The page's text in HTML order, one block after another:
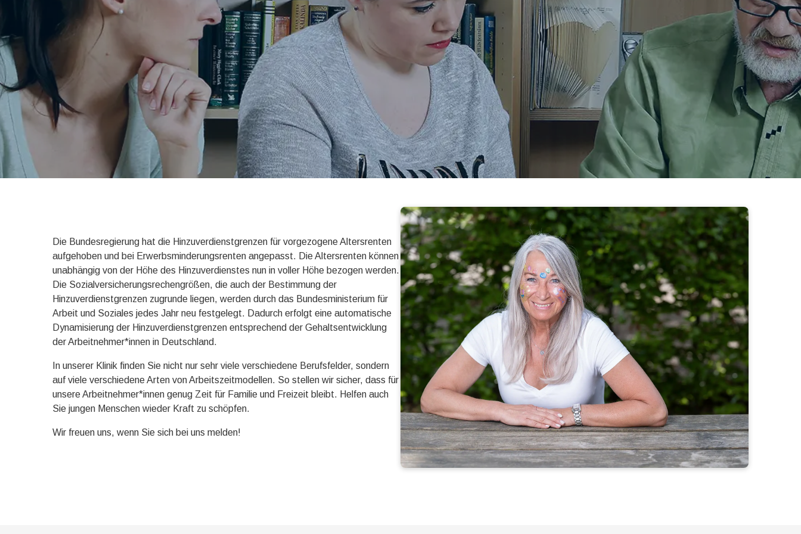
Sie möchten sich im sozialen Bereich engagieren, haben Spaß im Umgang mit Kindern und deren Eltern, sind kontaktfreudig und besitzen Einfühlungsvermögen? Wir
haben in unserer Klinik viele verschiedene Berufsgruppen, sodass wir für Sie auf jeden Fall auch eine passende Wirkungsstätte finden.
Die Bundesregierung hat die Hinzuverdienstgrenzen für vorgezogene Altersrenten
aufgehoben und bei Erwerbsminderungsrenten angepasst. Die Altersrenten können
unabhängig von der Höhe des Hinzuverdienstes nun in voller Höhe bezogen werden.
Die Sozialversicherungsrechengrößen, die auch der Bestimmung der
Hinzuverdienstgrenzen zugrunde liegen, werden durch das Bundesministerium für
Arbeit und Soziales jedes Jahr neu festgelegt. Dadurch erfolgt eine automatische
Dynamisierung der Hinzuverdienstgrenzen entsprechend der Gehaltsentwicklung
der Arbeitnehmer*innen in Deutschland.
In unserer Klinik finden Sie nicht nur sehr viele verschiedene Berufsfelder, sondern
auf viele verschiedene Arten von Arbeitszeitmodellen. So stellen wir sicher, dass für
unsere Arbeitnehmer*innen genug Zeit für Familie und Freizeit bleibt. Helfen auch
Sie jungen Menschen wieder Kraft zu schöpfen.
Wir freuen uns, wenn Sie sich bei uns melden!